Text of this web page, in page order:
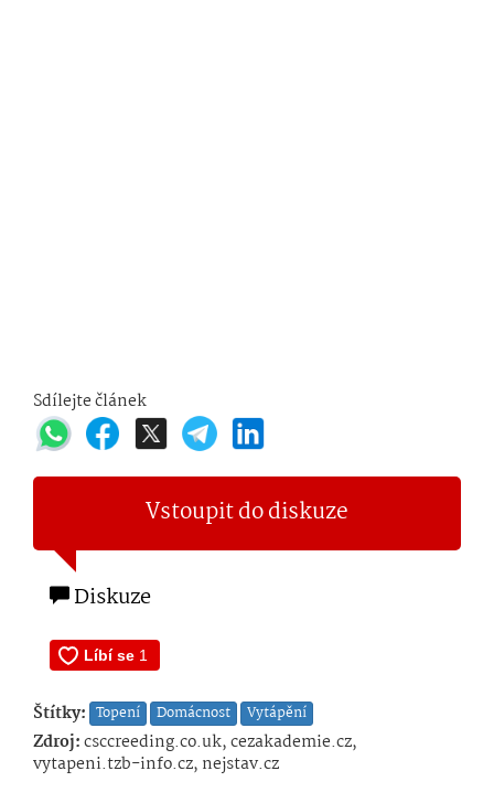
Sdílejte článek
Vstoupit do diskuze
Diskuze
Štítky: Topení Domácnost Vytápění
Zdroj:csccreeding.co.uk, cezakademie.cz,
vytapeni.tzb-info.cz, nejstav.cz